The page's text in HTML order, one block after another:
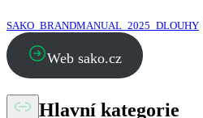
SAKO_BRANDMANUAL_2025_DLOUHY
Web sako.cz
Hlavní kategorie